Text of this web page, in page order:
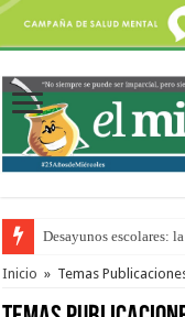
Desayunos escolares:
“La Feria en tu Barrio”
Inicio » Temas